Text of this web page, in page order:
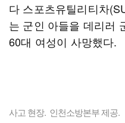
다 스포츠유틸리티차
는 군인 아들을 데리러
60대 여성이 사망했다.
사고 현장. 인천소방본부 제공.